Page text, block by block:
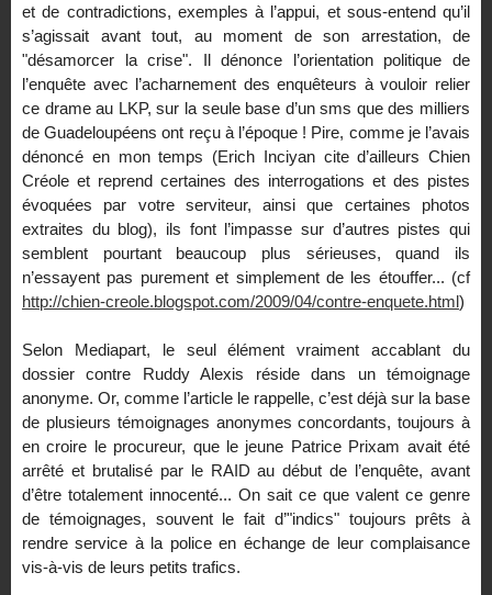
et de contradictions, exemples à l’appui, et sous-entend qu’il
s’agissait avant tout, au moment de son arrestation, de
"désamorcer la crise". Il dénonce l’orientation politique de
l’enquête avec l’acharnement des enquêteurs à vouloir relier
ce drame au LKP, sur la seule base d’un sms que des milliers
de Guadeloupéens ont reçu à l’époque ! Pire, comme je l’avais
dénoncé en mon temps (Erich Inciyan cite d’ailleurs Chien
Créole et reprend certaines des interrogations et des pistes
évoquées par votre serviteur, ainsi que certaines photos
extraites du blog), ils font l’impasse sur d’autres pistes qui
semblent pourtant beaucoup plus sérieuses, quand ils
n’essayent pas purement et simplement de les étouffer... (cf
http://chien-creole.blogspot.com/2009/04/contre-enquete.html)
Selon Mediapart, le seul élément vraiment accablant du
dossier contre Ruddy Alexis réside dans un témoignage
anonyme. Or, comme l’article le rappelle, c’est déjà sur la base
de plusieurs témoignages anonymes concordants, toujours à
en croire le procureur, que le jeune Patrice Prixam avait été
arrêté et brutalisé par le RAID au début de l’enquête, avant
d’être totalement innocenté... On sait ce que valent ce genre
de témoignages, souvent le fait d’"indics" toujours prêts à
rendre service à la police en échange de leur complaisance
vis-à-vis de leurs petits trafics.